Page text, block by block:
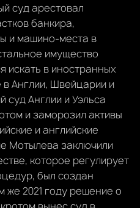
суд арестовал
банкира,
и машино-места в
имущество
искать в иностранных
в Англии, Швейцарии и
суд Англии и Уэльса
и заморозил активы
и английские
Мотылева заключили
которое регулирует
был создан
же 2021 году решение о